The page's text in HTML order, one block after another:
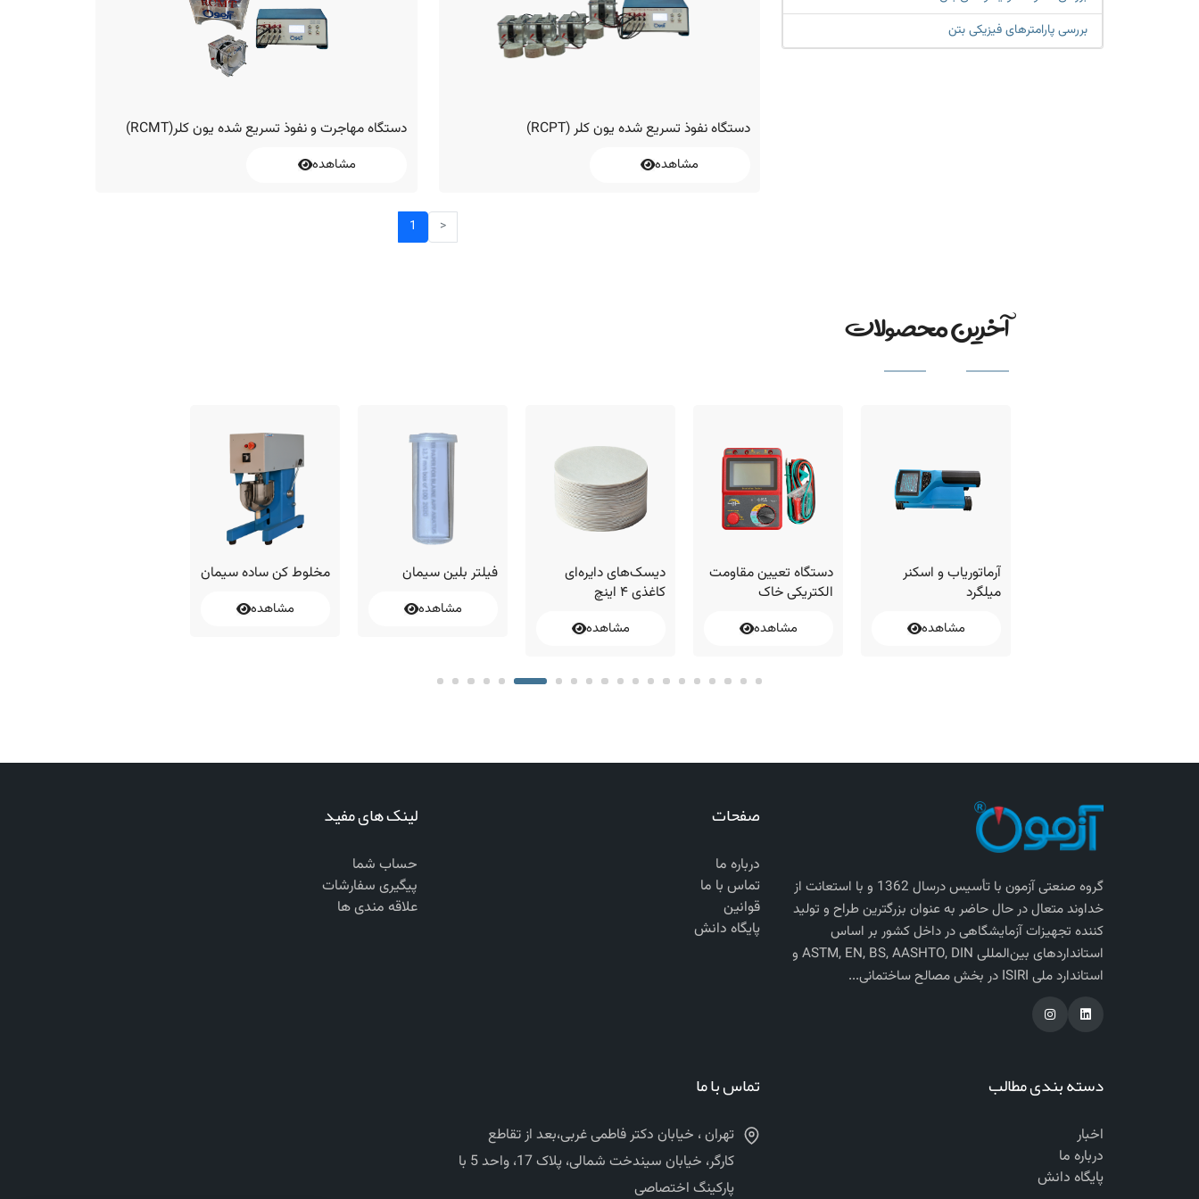
دستگاه نفوذ تسریع شده یون کلر (RCPT)
مشاهده
دستگاه مهاجرت و نفوذ تسریع شده یون کلر(RCMT)
مشاهده
<
1
بررسی پارامترهای فیزیکی بتن
آخرین محصولات
مخلوط کن ساده سیمان
مشاهده
فیلتر بلین سیمان
مشاهده
دیسک‌های دایره‌ای
کاغذی ۴ اینچ
مشاهده
دستگاه تعیین مقاومت
الکتریکی خاک
مشاهده
آرماتوریاب و اسکنر
میلگرد
مشاهده
گروه صنعتی آزمون با تأسیس درسال 1362 و با استعانت از
خداوند متعال در حال حاضر به عنوان بزرگترین طراح و تولید
کننده تجهیزات آزمایشگاهی در داخل کشور بر اساس
استاندارد‌های بین‌المللی ASTM, EN, BS, AASHTO, DIN و
استاندارد ملی ISIRI در بخش مصالح ساختمانی...
صفحات
درباره ما
تماس با ما
قوانین
پایگاه دانش
لینک های مفید
حساب شما
پیگیری سفارشات
علاقه مندی ها
دسته بندی مطالب
اخبار
درباره ما
پایگاه دانش
تماس با ما
تهران ، خیابان دکتر فاطمی غربی،بعد از تقاطع
کارگر، خیابان سیندخت شمالی، پلاک 17، واحد 5 با
پارکینگ اختصاصی